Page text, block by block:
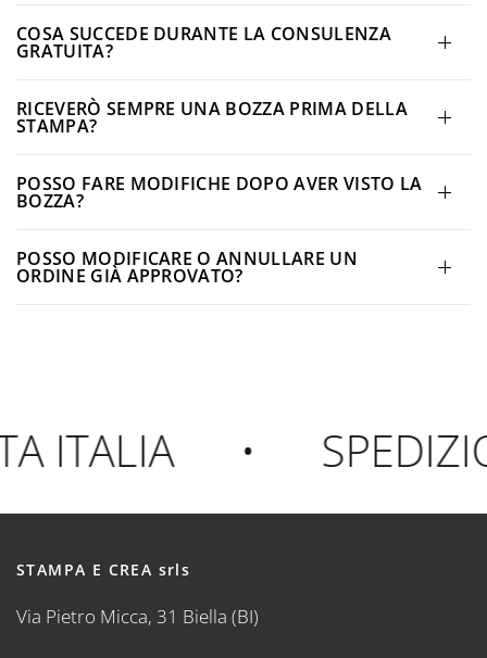
COSA SUCCEDE DURANTE LA CONSULENZA
GRATUITA?
RICEVERÒ SEMPRE UNA BOZZA PRIMA DELLA
STAMPA?
POSSO FARE MODIFICHE DOPO AVER VISTO LA
BOZZA?
POSSO MODIFICARE O ANNULLARE UN
ORDINE GIÀ APPROVATO?
ITALIA
STAMPA E CREA srls
Via Pietro Micca, 31 Biella (BI)